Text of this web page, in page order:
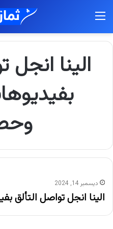
الينا انجل
ديسمبر 14, 2024
الينا انجل تواصل التألق